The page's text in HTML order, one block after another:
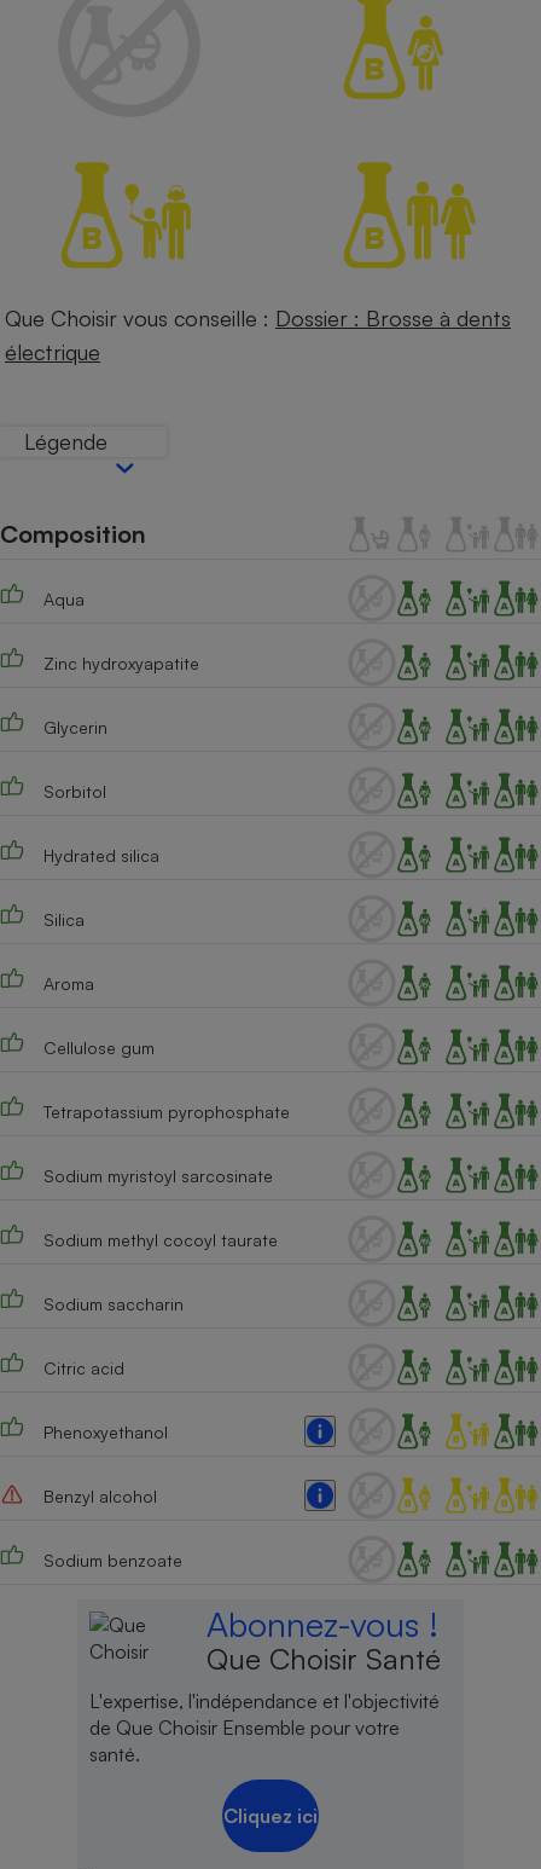
Que Choisir vous conseille : Dossier : Brosse à dents
électrique
Légende
Composition
Aqua
Zinc hydroxyapatite
Glycerin
Sorbitol
Hydrated silica
Silica
Aroma
Cellulose gum
Tetrapotassium pyrophosphate
Sodium myristoyl sarcosinate
Sodium methyl cocoyl taurate
Sodium saccharin
Citric acid
Phenoxyethanol
Benzyl alcohol
Sodium benzoate
Abonnez-vous !
Que Choisir Santé
L'expertise, l'indépendance et l'objectivité
de Que Choisir Ensemble pour votre
santé.
Cliquez ici
Complément
alimentaire
bouteille
Petit électroménager -
Plaque de cuisson à
induction
Climatiseur -
Ventilateur
Cafetière à expressos
Robot ménager
Téléviseur
Téléphone mobile -
Smartphone
Matelas
Climatiseur -
Ventilateur
Mutuelle